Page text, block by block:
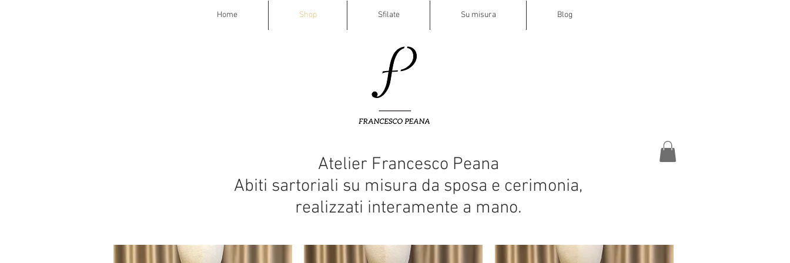
Home Shop Sfilate Su misura Blog
Atelier Francesco Peana
Abiti sartoriali su misura da sposa e cerimonia,
realizzati interamente a mano.